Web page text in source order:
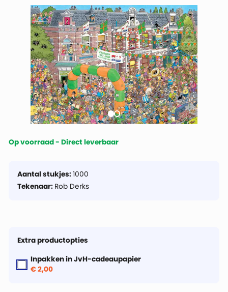
Op voorraad - Direct leverbaar
Aantal stukjes:1000
Tekenaar: Rob Derks
Extra productopties
Inpakken in JvH-cadeaupapier
€ 2,00